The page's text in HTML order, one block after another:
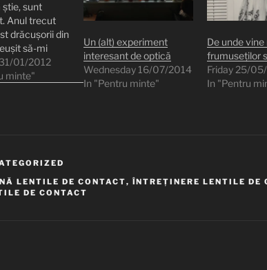
știe, sunt
Anul trecut
drăcușorii din
să-mi
o lentilă. Așa
pe
01/2012
minte"
Un (alt) experiment
interesant de optică
Wednesday 16/07/2014
In "Pentru minte"
De unde vine
frumuseților
Friday 25/
In "Pentru
LENTILE DE CONTACT, ÎNTREȚINERE LENTILE DE
DE CONTACT